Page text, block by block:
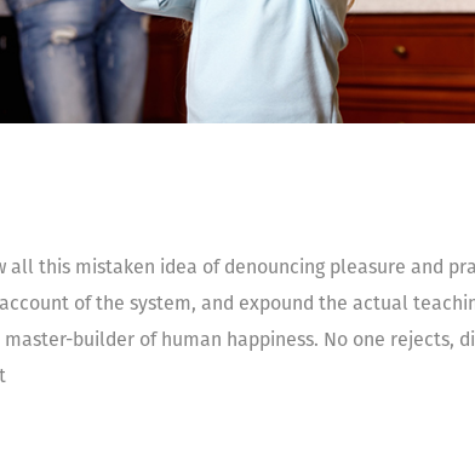
all this mistaken idea of denouncing pleasure and
of the system, and expound the actual
builder of human happiness. No one rejects,